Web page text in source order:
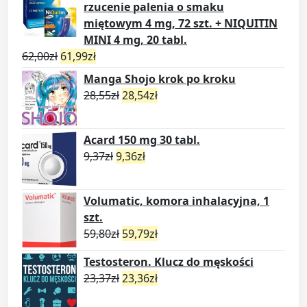
rzucenie palenia o smaku
miętowym 4 mg, 72 szt. + NIQUITIN
MINI 4 mg, 20 tabl.
62,00zł 61,99zł
Manga Shojo krok po kroku
28,55zł28,54zł
Acard 150 mg 30 tabl.
9,37zł9,36zł
Volumatic, komora inhalacyjna, 1
szt.
59,80zł 59,79zł
Testosteron. Klucz do męskości
23,37zł23,36zł